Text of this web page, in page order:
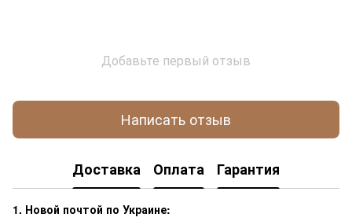
Добавьте первый отзыв
Написать отзыв
Доставка Оплата Гарантия
1. Новой почтой по Украине: